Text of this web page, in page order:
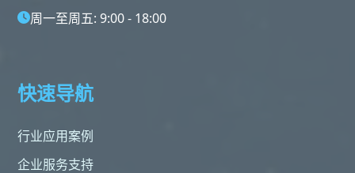
周一至周五: 9:00 - 18:00
快速导航
行业应用案例
企业服务支持